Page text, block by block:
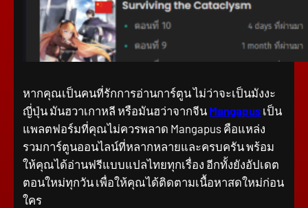
หากคุณเป็นคนที่รักการอ่านการ์ตูน ไม่ว่าจะเป็นมังงะ
ญี่ปุ่น มันฮวาเกาหลี หรือมันฮว่าจากจีน Mangapus เป็น
แพลตฟอร์มที่คุณไม่ควรพลาด Mangapus คือแหล่ง
รวมการ์ตูนออนไลน์ที่หลากหลายและครบครัน พร้อม
ให้คุณได้อ่านฟรีแบบแปลไทยทุกเรื่อง อีกทั้งยังอัปเดต
ตอนใหม่ทุกวัน เพื่อให้คุณได้ติดตามเนื้อหาสดใหม่ก่อน
ใคร